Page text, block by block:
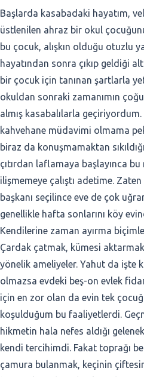
Başlarda kasabadaki hayatım,
üstlenilen ahraz bir okul
bu çocuk, alışkın olduğu otuzlu
hayatından sonra çıkıp geldiği
bir çocuk için tanınan şartlarla
okuldan sonraki zamanımın
almış kasabalılarla
kahvehane müdavimi olmama
biraz da konuşmamaktan
çıtırdan laflamaya başlayınca bu
ilişmemeye çalıştı adetime.
başkanı seçilince eve de çok
genellikle hafta sonlarını köy
Kendilerine zaman ayırma
Çardak çatmak, kümesi
yönelik ameliyeler. Yahut da işte
olmazsa evdeki beş-on evlek
için en zor olan da evin tek
koşulduğum bu faaliyetlerdi.
hikmetin hala nefes aldığı
kendi tercihimdi. Fakat toprağı
çamura bulanmak, keçinin